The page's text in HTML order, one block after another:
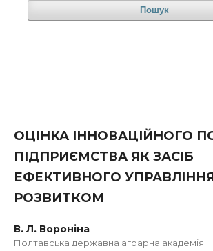
Пошук
ОЦІНКА ІННОВАЦІЙНОГО
ПІДПРИЄМСТВА ЯК ЗАСІБ
ЕФЕКТИВНОГО
РОЗВИТКОМ
В. Л. Вороніна
Полтавська державна аграрна академія